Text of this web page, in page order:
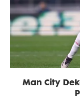
Man City